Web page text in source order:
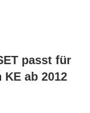
passt für
ab 2012